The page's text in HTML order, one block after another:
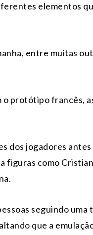
elementos
entre muitas
o protótipo francês,
dos jogadores
figuras como
seguindo uma
que a